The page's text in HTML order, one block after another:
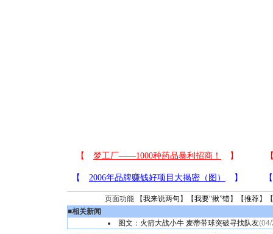
页面功能 【我来说两句 】【我要“揪”错】【推荐】
■相关新闻
图文：火箭大战小牛 麦蒂带球突破寻找队友